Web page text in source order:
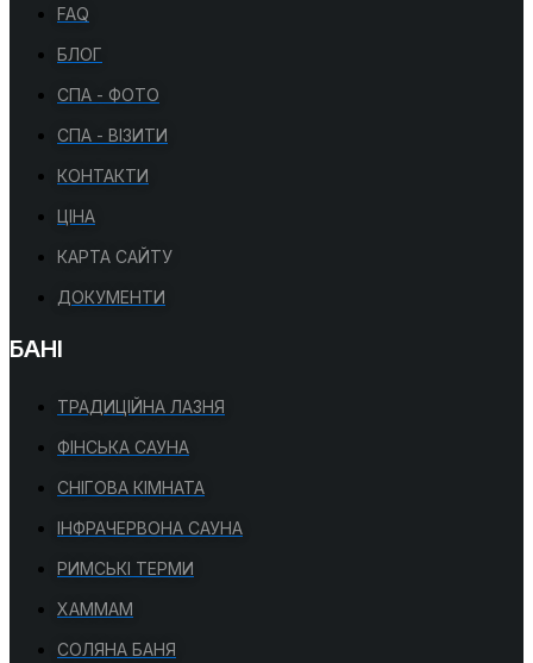
FAQ
БЛОГ
СПА - ФОТО
СПА - ВІЗИТИ
КОНТАКТИ
ЦІНА
КАРТА САЙТУ
ДОКУМЕНТИ
БАНІ
ТРАДИЦІЙНА ЛАЗНЯ
ФІНСЬКА САУНА
СНІГОВА КІМНАТА
ІНФРАЧЕРВОНА САУНА
РИМСЬКІ ТЕРМИ
ХАММАМ
СОЛЯНА БАНЯ